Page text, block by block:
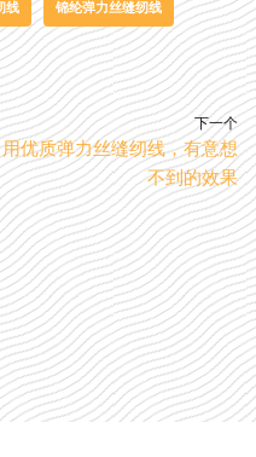
线 锦纶弹力丝缝纫线
下一个
用优质弹力丝缝纫线，有意想
不到的效果